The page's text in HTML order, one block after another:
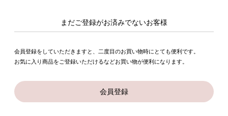
まだご登録がお済みでないお客様
会員登録をしていただきますと、二度目のお買い物時にとても便利です。
お気に入り商品をご登録いただけるなどお買い物が便利になります。
会員登録